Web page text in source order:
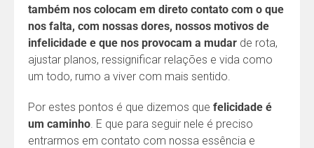
também nos colocam em direto contato com o que
nos falta, com nossas dores, nossos motivos de
infelicidade e que nos provocam a mudar de rota,
ajustar planos, ressignificar relações e vida como
um todo, rumo a viver com mais sentido.
Por estes pontos é que dizemos que felicidade é
um caminho . E que para seguir nele é preciso
entrarmos em contato com nossa essência e